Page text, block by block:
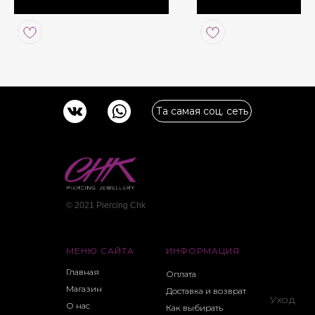
*Основание приобретается
отдельно
Та самая соц. сеть
© 2021 Piercing Сhk
Уход
МЕНЮ САЙТА
Главная
Магазин
О нас
ИНФОРМАЦИЯ
Оплата
Доставка и возврат
Как выбирать